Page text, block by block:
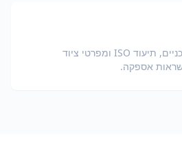
תרגם נהלים, מדריכים טכניים, תיעוד ISO ומפרטי ציוד
אספקה.